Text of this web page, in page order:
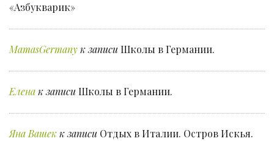
«Азбукварик»
MamasGermanyк записиШколы в Германии.
Еленак записиШколы в Германии.
Яна Вашекк записи Отдых в Италии. Остров Искья.